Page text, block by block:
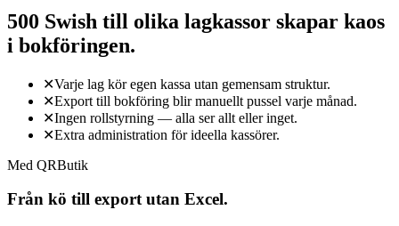
500 Swish till olika lagkassor skapar kaos
i bokföringen.
✕Varje lag kör egen kassa utan gemensam struktur.
✕Export till bokföring blir manuellt pussel varje månad.
✕Ingen rollstyrning — alla ser allt eller inget.
✕Extra administration för ideella kassörer.
Med QRButik
Från kö till export utan Excel.